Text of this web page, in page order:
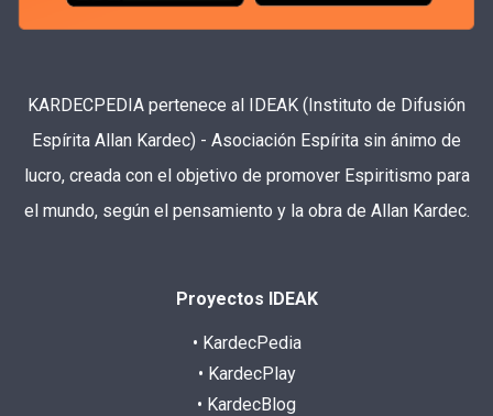
KARDECPEDIA pertenece al IDEAK (Instituto de Difusión
Espírita Allan Kardec) - Asociación Espírita sin ánimo de
lucro, creada con el objetivo de promover Espiritismo para
el mundo, según el pensamiento y la obra de Allan Kardec.
Proyectos IDEAK
• KardecPedia
• KardecPlay
• KardecBlog